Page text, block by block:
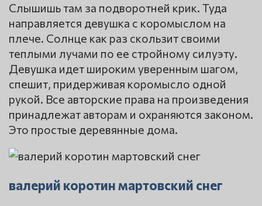
Слышишь там за подворотней крик. Туда
направляется девушка с коромыслом на
плече. Солнце как раз скользит своими
теплыми лучами по ее стройному силуэту.
Девушка идет широким уверенным шагом,
спешит, придерживая коромысло одной
рукой. Все авторские права на произведения
принадлежат авторам и охраняются законом.
Это простые деревянные дома.
валерий коротин мартовский снег